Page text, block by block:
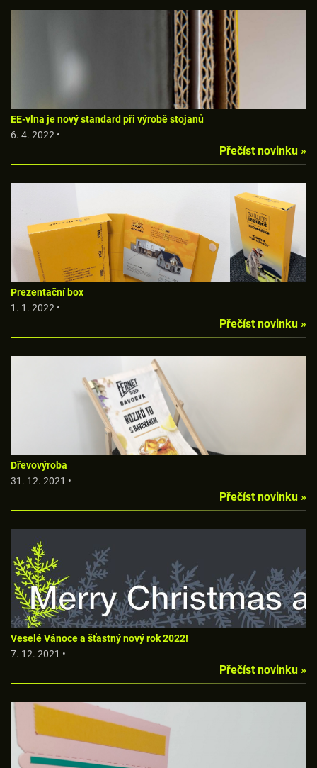
EE-vlna je nový standard při výrobě stojanů
6. 4. 2022 •
Přečíst novinku »
Prezentační box
1. 1. 2022 •
Přečíst novinku »
Dřevovýroba
31. 12. 2021 •
Přečíst novinku »
Veselé Vánoce a šťastný nový rok 2022!
7. 12. 2021 •
Přečíst novinku »